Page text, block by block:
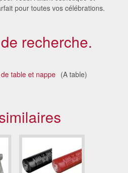
pour toutes vos célébrations.
recherche.
table et nappe (A table)